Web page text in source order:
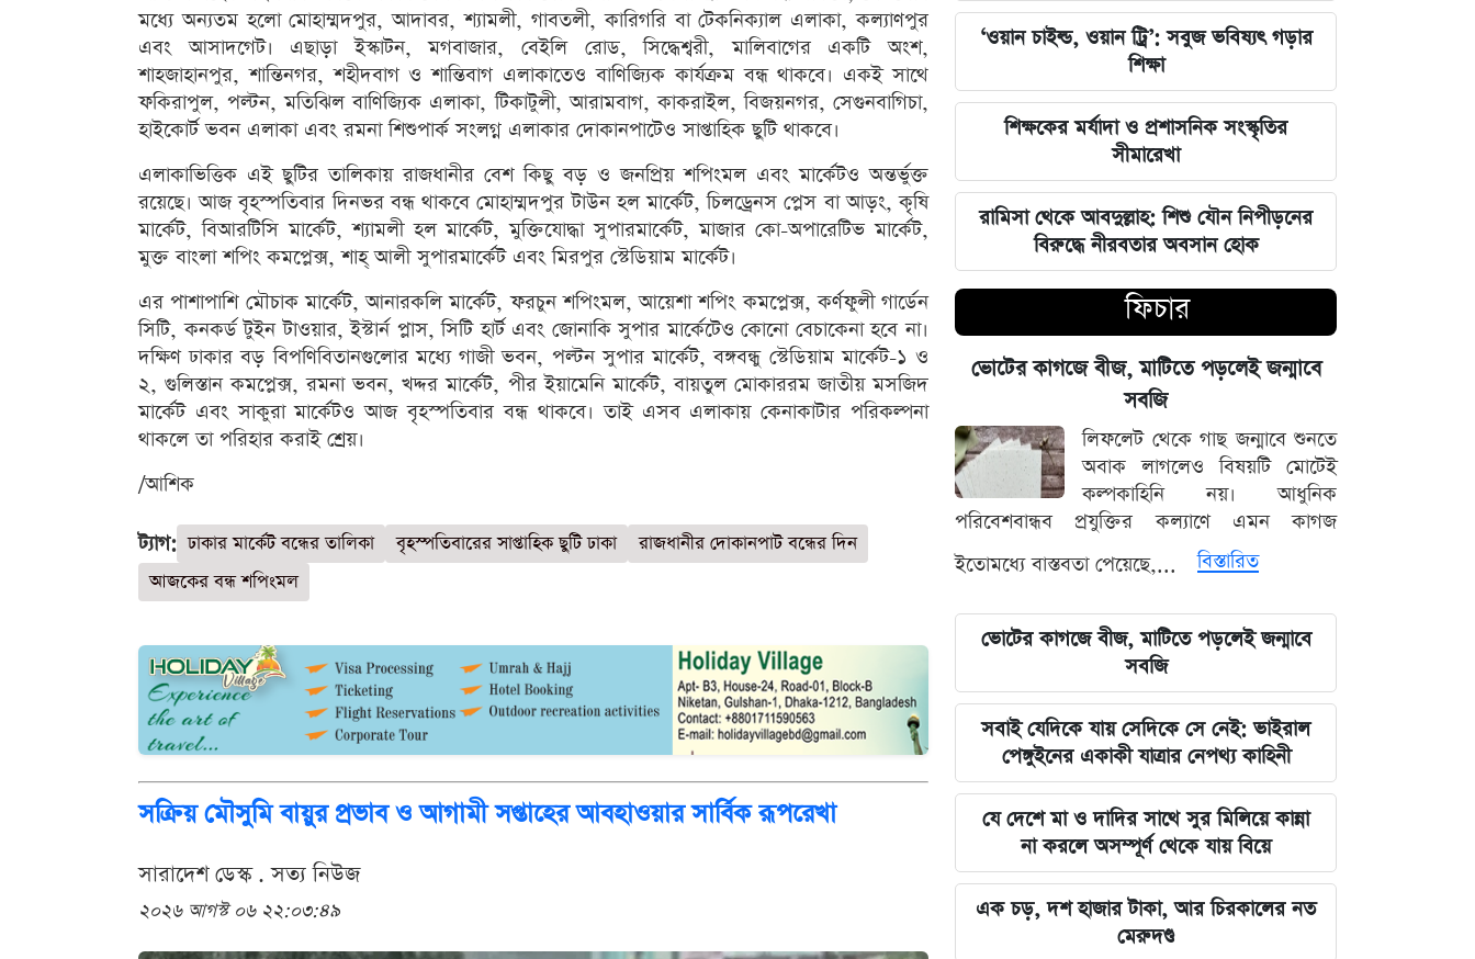
মধ্যে অন্যতম হলো মোহাম্মদপুর, আদাবর, শ্যামলী, গাবতলী, কারিগরি বা টেকনিক্যাল এলাকা, কল্যাণপুর
এবং আসাদগেট। এছাড়া ইস্কাটন, মগবাজার, বেইলি রোড, সিদ্ধেশ্বরী, মালিবাগের একটি অংশ,
শাহজাহানপুর, শান্তিনগর, শহীদবাগ ও শান্তিবাগ এলাকাতেও বাণিজ্যিক কার্যক্রম বন্ধ থাকবে। একই সাথে
ফকিরাপুল, পল্টন, মতিঝিল বাণিজ্যিক এলাকা, টিকাটুলী, আরামবাগ, কাকরাইল, বিজয়নগর, সেগুনবাগিচা,
হাইকোর্ট ভবন এলাকা এবং রমনা শিশুপার্ক সংলগ্ন এলাকার দোকানপাটেও সাপ্তাহিক ছুটি থাকবে।
এলাকাভিত্তিক এই ছুটির তালিকায় রাজধানীর বেশ কিছু বড় ও জনপ্রিয় শপিংমল এবং মার্কেটও অন্তর্ভুক্ত
রয়েছে। আজ বৃহস্পতিবার দিনভর বন্ধ থাকবে মোহাম্মদপুর টাউন হল মার্কেট, চিলড্রেনস প্লেস বা আড়ং, কৃষি
মার্কেট, বিআরটিসি মার্কেট, শ্যামলী হল মার্কেট, মুক্তিযোদ্ধা সুপারমার্কেট, মাজার কো-অপারেটিভ মার্কেট,
মুক্ত বাংলা শপিং কমপ্লেক্স, শাহ্ আলী সুপারমার্কেট এবং মিরপুর স্টেডিয়াম মার্কেট।
এর পাশাপাশি মৌচাক মার্কেট, আনারকলি মার্কেট, ফরচুন শপিংমল, আয়েশা শপিং কমপ্লেক্স, কর্ণফুলী গার্ডেন
সিটি, কনকর্ড টুইন টাওয়ার, ইস্টার্ন প্লাস, সিটি হার্ট এবং জোনাকি সুপার মার্কেটেও কোনো বেচাকেনা হবে না।
দক্ষিণ ঢাকার বড় বিপণিবিতানগুলোর মধ্যে গাজী ভবন, পল্টন সুপার মার্কেট, বঙ্গবন্ধু স্টেডিয়াম মার্কেট-১ ও
২, গুলিস্তান কমপ্লেক্স, রমনা ভবন, খদ্দর মার্কেট, পীর ইয়ামেনি মার্কেট, বায়তুল মোকাররম জাতীয় মসজিদ
মার্কেট এবং সাকুরা মার্কেটও আজ বৃহস্পতিবার বন্ধ থাকবে। তাই এসব এলাকায় কেনাকাটার পরিকল্পনা
থাকলে তা পরিহার করাই শ্রেয়।
/আশিক
ট্যাগ: ঢাকার মার্কেট বন্ধের তালিকা বৃহস্পতিবারের সাপ্তাহিক ছুটি ঢাকা
রাজধানীর দোকানপাট বন্ধের দিন
আজকের বন্ধ শপিংমল
সক্রিয় মৌসুমি বায়ুর প্রভাব ও আগামী সপ্তাহের আবহাওয়ার সার্বিক রূপরেখা
সারাদেশ ডেস্ক . সত্য নিউজ
২০২৬ আগস্ট ০৬ ২২:০৩:৪৯
বড় আপডেট জানাল দুদক
যুদ্ধের বড় প্রস্তুতি নিচ্ছে ইরান, আকাশ
প্রতিরক্ষা ও অস্ত্র ব্যবস্থার ব্যাপক
আধুনিকায়ন
চার বিভাগে দুর্যোগপূর্ণ আবহাওয়ার আশঙ্কায়
আবহাওয়া দপ্তরের বিশেষ সতর্কতা
হাসিনাকে মাইক দেওয়ায় ভারতকে
কাঠগড়ায় তুললেন সালাহউদ্দিন
বিশ্ববাজারের পথ ধরে দেশীয় বাজারেও
স্বর্ণের অস্বাভাবিক মূল্যবৃদ্ধি
গ্যাস ও বিদ্যুৎ সংকট মোকাবিলায় নতুন
আশার খবর দিলেন জ্বালানিমন্ত্রী
নদীদূষণ দূর করতে না পারলে ভবিষ্যৎ
প্রজন্মের কাছে জবাব দিতে হবে: প্রধানমন্ত্রী
ফ্যাসিবাদবিরোধী সব শক্তির জাতীয় ঐক্য
বজায় রাখা এখন সময়ের দাবি: মাহদী
আমিন
ইতিহাসের মালিকানা কারও একার নয়, ৫
আগস্টের বিজয় সাধারণ মানুষের: সাইদুর
রহমান লিটল
দেবিদ্বার ম্যানেজিং কমিটির সভাপতি
নির্বাচিত মিজানুর রহমান মাস্টার
‘ওয়ান চাইল্ড, ওয়ান ট্রি’: সবুজ ভবিষ্যৎ গড়ার
শিক্ষা
শিক্ষকের মর্যাদা ও প্রশাসনিক সংস্কৃতির
সীমারেখা
রামিসা থেকে আবদুল্লাহ: শিশু যৌন নিপীড়নের
বিরুদ্ধে নীরবতার অবসান হোক
ফিচার
ভোটের কাগজে বীজ, মাটিতে পড়লেই জন্মাবে
সবজি
লিফলেট থেকে গাছ জন্মাবে শুনতে
অবাক লাগলেও বিষয়টি মোটেই
কল্পকাহিনি নয়। আধুনিক
পরিবেশবান্ধব প্রযুক্তির কল্যাণে এমন কাগজ
ইতোমধ্যে বাস্তবতা পেয়েছে,...
বিস্তারিত
ভোটের কাগজে বীজ, মাটিতে পড়লেই জন্মাবে
সবজি
সবাই যেদিকে যায় সেদিকে সে নেই: ভাইরাল
পেঙ্গুইনের একাকী যাত্রার নেপথ্য কাহিনী
যে দেশে মা ও দাদির সাথে সুর মিলিয়ে কান্না
না করলে অসম্পূর্ণ থেকে যায় বিয়ে
এক চড়, দশ হাজার টাকা, আর চিরকালের নত
মেরুদণ্ড